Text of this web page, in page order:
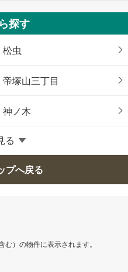
中区
西区
北区
豊中市
探す
松虫
帝塚山三丁目
神ノ木
る
プへ戻る
）の物件に表示されます。